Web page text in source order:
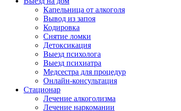
Капельница от алкоголя
Вывод из запоя
Кодировка
Снятие ломки
Детоксикация
Выезд психолога
Выезд психиатра
Медсестра для процедур
Онлайн-консультация
Стационар
Лечение алкоголизма
Лечение наркомании